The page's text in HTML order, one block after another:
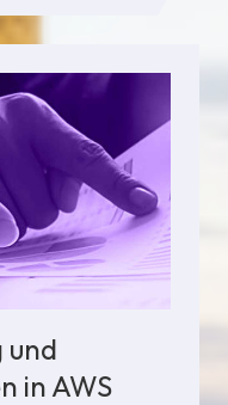
in AWS